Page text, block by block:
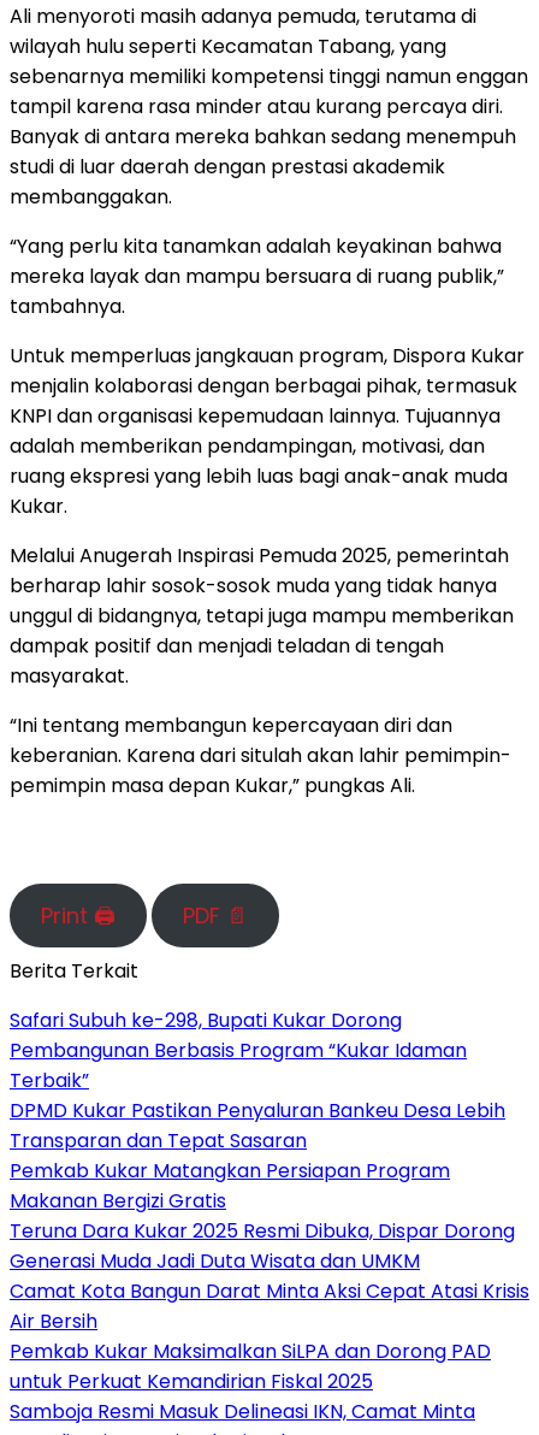
Ali menyoroti masih adanya pemuda, terutama di
wilayah hulu seperti Kecamatan Tabang, yang
sebenarnya memiliki kompetensi tinggi namun enggan
tampil karena rasa minder atau kurang percaya diri.
Banyak di antara mereka bahkan sedang menempuh
studi di luar daerah dengan prestasi akademik
membanggakan.
“Yang perlu kita tanamkan adalah keyakinan bahwa
mereka layak dan mampu bersuara di ruang publik,”
tambahnya.
Untuk memperluas jangkauan program, Dispora Kukar
menjalin kolaborasi dengan berbagai pihak, termasuk
KNPI dan organisasi kepemudaan lainnya. Tujuannya
adalah memberikan pendampingan, motivasi, dan
ruang ekspresi yang lebih luas bagi anak-anak muda
Kukar.
Melalui Anugerah Inspirasi Pemuda 2025, pemerintah
berharap lahir sosok-sosok muda yang tidak hanya
unggul di bidangnya, tetapi juga mampu memberikan
dampak positif dan menjadi teladan di tengah
masyarakat.
“Ini tentang membangun kepercayaan diri dan
keberanian. Karena dari situlah akan lahir pemimpin-
pemimpin masa depan Kukar,” pungkas Ali.
Print 🖨 PDF 📄
Berita Terkait
Safari Subuh ke-298, Bupati Kukar Dorong
Pembangunan Berbasis Program “Kukar Idaman
Terbaik”
DPMD Kukar Pastikan Penyaluran Bankeu Desa Lebih
Transparan dan Tepat Sasaran
Pemkab Kukar Matangkan Persiapan Program
Makanan Bergizi Gratis
Teruna Dara Kukar 2025 Resmi Dibuka, Dispar Dorong
Generasi Muda Jadi Duta Wisata dan UMKM
Camat Kota Bangun Darat Minta Aksi Cepat Atasi Krisis
Air Bersih
Pemkab Kukar Maksimalkan SiLPA dan Dorong PAD
untuk Perkuat Kemandirian Fiskal 2025
Samboja Resmi Masuk Delineasi IKN, Camat Minta